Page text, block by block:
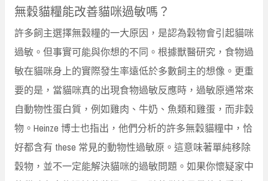
無穀貓糧能改善貓咪過敏嗎？
許多飼主選擇無穀糧的一大原因，是認為穀物會引起貓咪
過敏。但事實可能與你想的不同。根據獸醫研究，食物過
敏在貓咪身上的實際發生率遠低於多數飼主的想像。更重
要的是，當貓咪真的出現食物過敏反應時，過敏原通常來
自動物性蛋白質，例如雞肉、牛奶、魚類和雞蛋，而非穀
物。Heinze 博士也指出，他們分析的許多無穀貓糧中，恰
好都含有 these 常見的動物性過敏原。這意味著單純移除
穀物，並不一定能解決貓咪的過敏問題。如果你懷疑家中